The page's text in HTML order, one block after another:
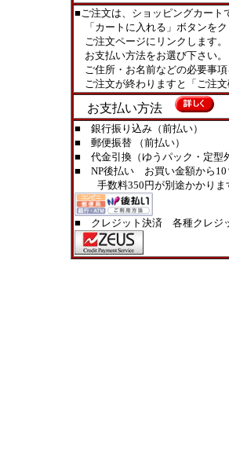
■ご注文は、ショッピングカート
「カートに入れる」ボタンをク
ご注文ページにリンクします。
お支払い方法をお選び下さい。
ご住所・お名前などの必要事項
ご注文が終わりますと「ご注
お支払い方法
■ 銀行振り込み（前払い）
■ 郵便振替 （前払い）
■ 代金引換（ゆうパック・定型
■ NP後払い お買い金額から10
手数料350円が別途かかりま
■ クレジット決済 各種クレジッ